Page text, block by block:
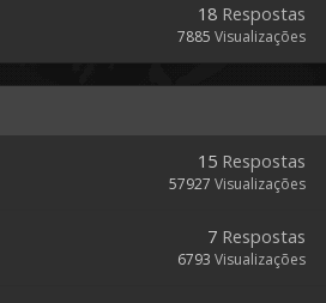
18 Respostas
7885 Visualizações
15 Respostas
57927 Visualizações
7 Respostas
6793 Visualizações